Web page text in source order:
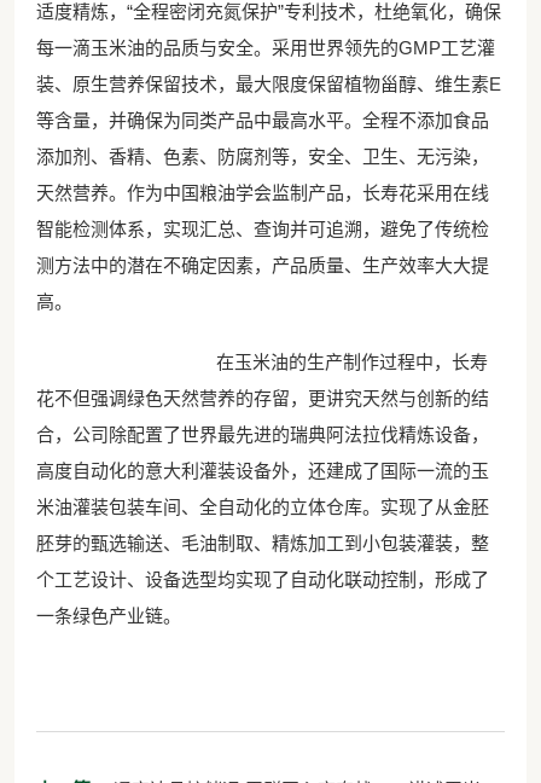
适度精炼，“全程密闭充氮保护”专利技术，杜绝氧化，确保
每一滴玉米油的品质与安全。采用世界领先的GMP工艺灌
装、原生营养保留技术，最大限度保留植物甾醇、维生素E
等含量，并确保为同类产品中最高水平。全程不添加食品
添加剂、香精、色素、防腐剂等，安全、卫生、无污染，
天然营养。作为中国粮油学会监制产品，长寿花采用在线
智能检测体系，实现汇总、查询并可追溯，避免了传统检
测方法中的潜在不确定因素，产品质量、生产效率大大提
高。
在玉米油的生产制作过程中，长寿
花不但强调绿色天然营养的存留，更讲究天然与创新的结
合，公司除配置了世界最先进的瑞典阿法拉伐精炼设备，
高度自动化的意大利灌装设备外，还建成了国际一流的玉
米油灌装包装车间、全自动化的立体仓库。实现了从金胚
胚芽的甄选输送、毛油制取、精炼加工到小包装灌装，整
个工艺设计、设备选型均实现了自动化联动控制，形成了
一条绿色产业链。